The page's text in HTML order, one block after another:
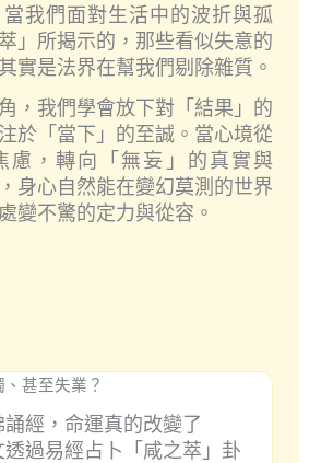
我們面對生活中的波折與孤
」所揭示的，那些看似失意的
實是法界在幫我們剔除雜質。
，我們學會放下對「結果」的
於「當下」的至誠。當心境從
慮，轉向「無妄」的真實與
身心自然能在變幻莫測的世界
變不驚的定力與從容。
甚至失業？
誦經，命運真的改變了
過易經占卜「咸之萃」卦